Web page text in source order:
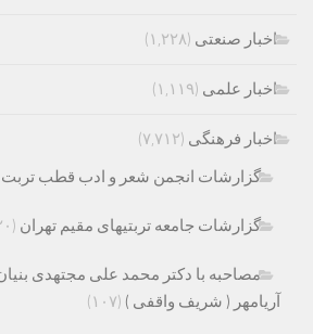
اخبار صنعتی (۱,۲۲۸)
اخبار علمی (۱,۱۱۹)
اخبار فرهنگی (۷,۷۱۲)
گزارشات انجمن شعر و ادب قطب تربت
گزارشات جامعه تربتیهای مقیم تهران (۲۰)
مصاحبه با دکتر محمد علی مجتهدی
آریامهر ( شریف واقفی ) (۱۰۷)